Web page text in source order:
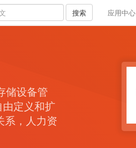
应用中心
搜索
储设备管
定义和扩
系，人力资